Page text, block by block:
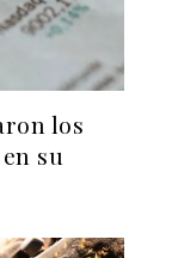
los
su